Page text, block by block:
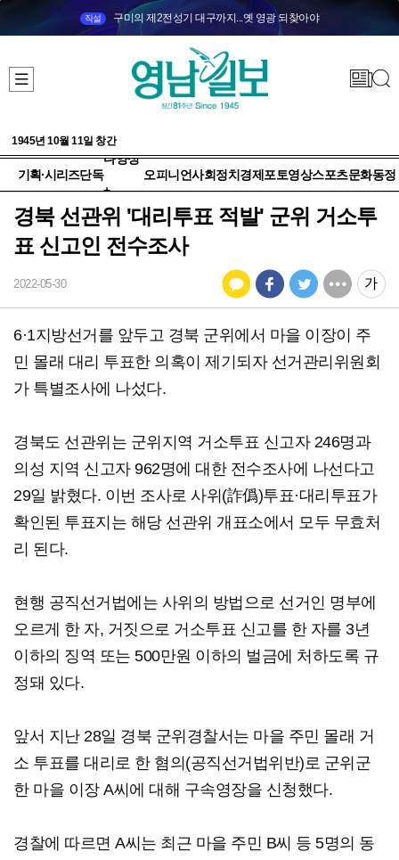
직설 구미의 제2전성기 대구까지...옛 영광 되찾아야
1945년 10월 11일 창간
기획·시리즈단독
다양성
+
오피니언사회정치 경제 포토영상스포츠문화동정
경북 선관위 '대리투표 적발' 군위 거소투
표 신고인 전수조사
2022-05-30
6·1지방선거를 앞두고 경북 군위에서 마을 이장이 주
민 몰래 대리 투표한 의혹이 제기되자 선거관리위원회
가 특별조사에 나섰다.
경북도 선관위는 군위지역 거소투표 신고자 246명과
의성 지역 신고자 962명에 대한 전수조사에 나선다고
29일 밝혔다. 이번 조사로 사위(詐僞)투표·대리투표가
확인된 투표지는 해당 선관위 개표소에서 모두 무효처
리 된다.
현행 공직선거법에는 사위의 방법으로 선거인 명부에
오르게 한 자, 거짓으로 거소투표 신고를 한 자를 3년
이하의 징역 또는 500만원 이하의 벌금에 처하도록 규
정돼 있다.
앞서 지난 28일 경북 군위경찰서는 마을 주민 몰래 거
소 투표를 대리로 한 혐의(공직선거법위반)로 군위군
한 마을 이장 A씨에 대해 구속영장을 신청했다.
경찰에 따르면 A씨는 최근 마을 주민 B씨 등 5명의 동